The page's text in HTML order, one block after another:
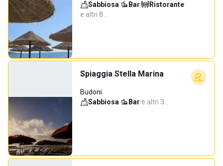
Sabbiosa· Bar· Ristorante·
e altri 8…
Spiaggia Stella Marina
Budoni
Sabbiosa· Bar·e altri 3…